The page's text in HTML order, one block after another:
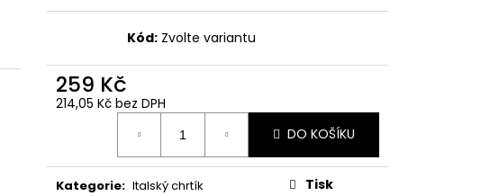
Kód: Zvolte variantu
259 Kč
214,05 Kč bez DPH
DO KOŠÍKU
Kategorie: Italský chrtík
Tisk